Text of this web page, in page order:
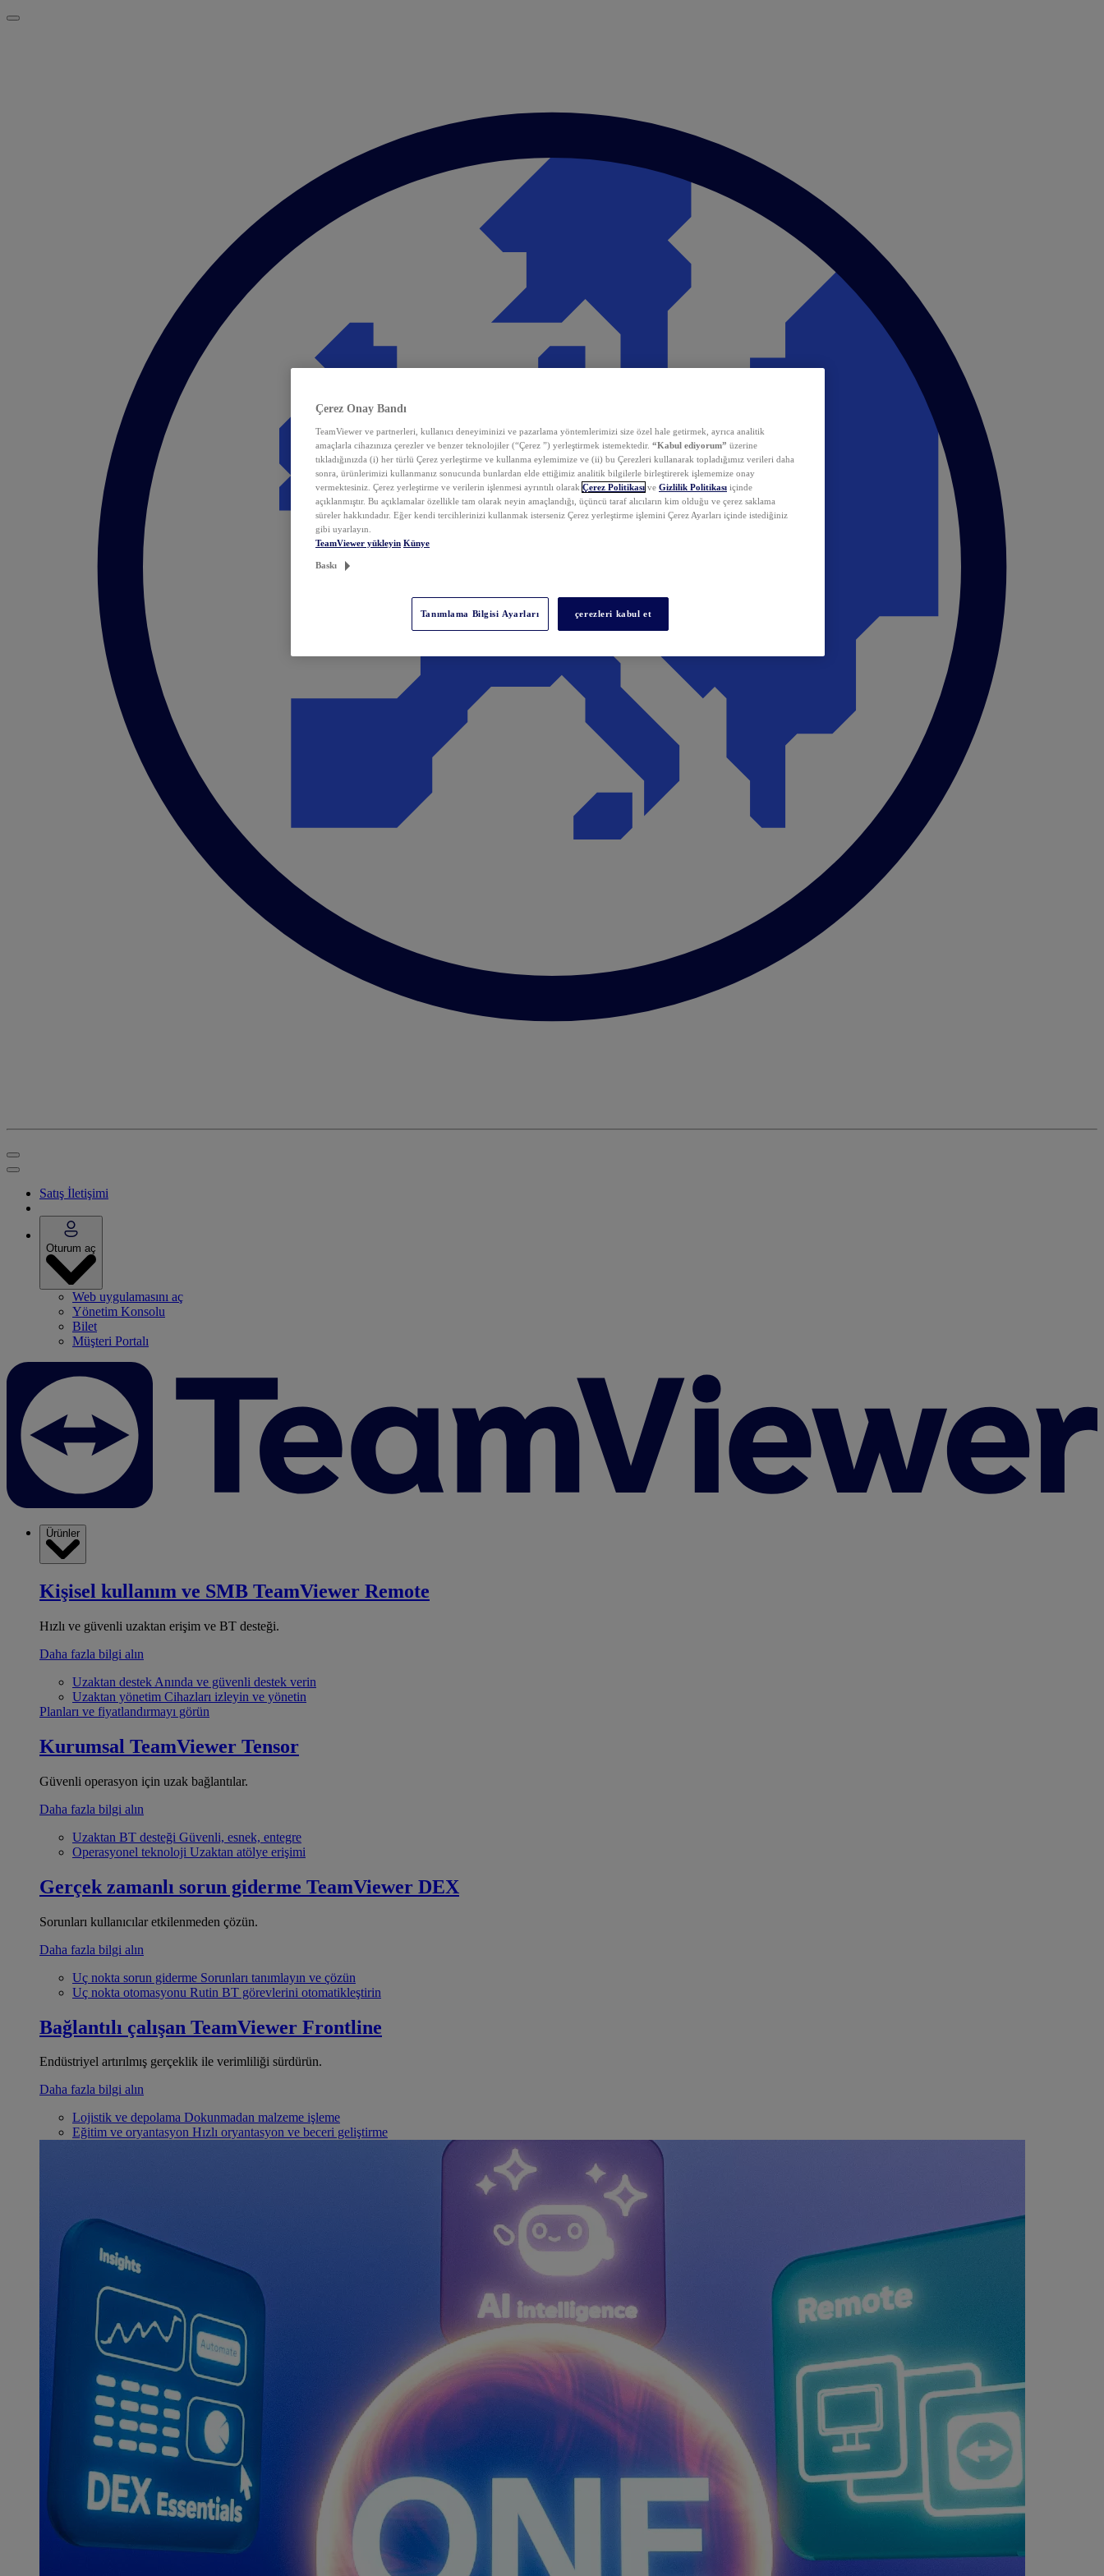
Satış İletişimi
Oturum aç
Web uygulamasını aç
Yönetim Konsolu
Bilet
Müşteri Portalı
Ürünler
Kişisel kullanım ve SMB TeamViewer Remote
Hızlı ve güvenli uzaktan erişim ve BT desteği.
Daha fazla bilgi alın
Uzaktan destek Anında ve güvenli destek verin
Uzaktan yönetim Cihazları izleyin ve yönetin
Planları ve fiyatlandırmayı görün
Kurumsal TeamViewer Tensor
Güvenli operasyon için uzak bağlantılar.
Daha fazla bilgi alın
Uzaktan BT desteği Güvenli, esnek, entegre
Operasyonel teknoloji Uzaktan atölye erişimi
Gerçek zamanlı sorun giderme TeamViewer DEX
Sorunları kullanıcılar etkilenmeden çözün.
Daha fazla bilgi alın
Uç nokta sorun giderme Sorunları tanımlayın ve çözün
Uç nokta otomasyonu Rutin BT görevlerini otomatikleştirin
Bağlantılı çalışan TeamViewer Frontline
Endüstriyel artırılmış gerçeklik ile verimliliği sürdürün.
Daha fazla bilgi alın
Lojistik ve depolama Dokunmadan malzeme işleme
Eğitim ve oryantasyon Hızlı oryantasyon ve beceri geliştirme
Çerez Onay Bandı
TeamViewer ve partnerleri, kullanıcı deneyiminizi ve pazarlama yöntemlerimizi size özel hale getirmek, ayrıca analitik
amaçlarla cihazınıza çerezler ve benzer teknolojiler (“Çerez ”) yerleştirmek istemektedir. “Kabul ediyorum” üzerine
tıkladığınızda (i) her türlü Çerez yerleştirme ve kullanma eylemimize ve (ii) bu Çerezleri kullanarak topladığımız verileri daha
sonra, ürünlerimizi kullanmanız sonucunda bunlardan elde ettiğimiz analitik bilgilerle birleştirerek işlememize onay
vermektesiniz. Çerez yerleştirme ve verilerin işlenmesi ayrıntılı olarak Çerez Politikası ve Gizlilik Politikası içinde
açıklanmıştır. Bu açıklamalar özellikle tam olarak neyin amaçlandığı, üçüncü taraf alıcıların kim olduğu ve çerez saklama
süreler hakkındadır. Eğer kendi tercihlerinizi kullanmak isterseniz Çerez yerleştirme işlemini Çerez Ayarları içinde istediğiniz
gibi uyarlayın.
TeamViewer yükleyin Künye
Baskı
Tanımlama Bilgisi Ayarları çerezleri kabul et